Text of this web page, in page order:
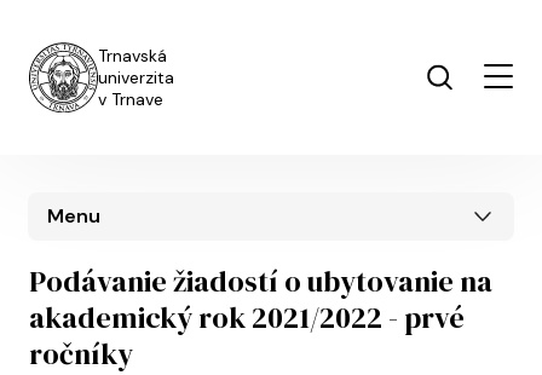
Trnavská
univerzita
v Trnave
Podávanie žiadostí o ubytovanie na
akademický rok 2021/2022 - prvé
ročníky
Menu